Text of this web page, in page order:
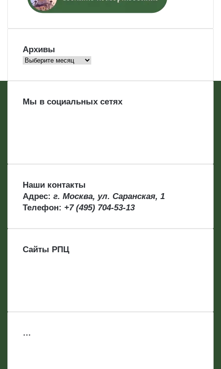
Архивы
Архивы
Мы в социальных сетях
Наши контакты
Адрес: г. Москва, ул. Саранская, 1
Телефон: +7 (495) 704-53-13
Сайты РПЦ
…